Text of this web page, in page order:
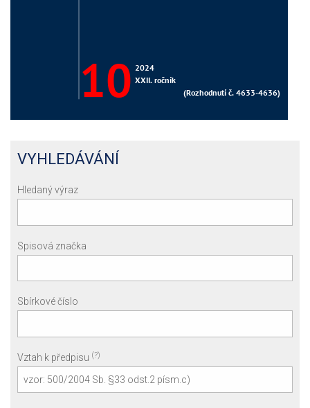
VYHLEDÁVÁNÍ
Hledaný výraz
Spisová značka
Sbírkové číslo
Vztah k předpisu (?)